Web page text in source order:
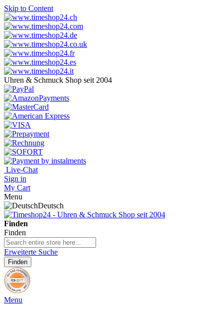
Skip to Content
Uhren & Schmuck Shop seit 2004
Live-Chat
Sign in
My Cart
Menu
Deutsch
Finden
Finden
Erweiterte Suche
Finden
Menu